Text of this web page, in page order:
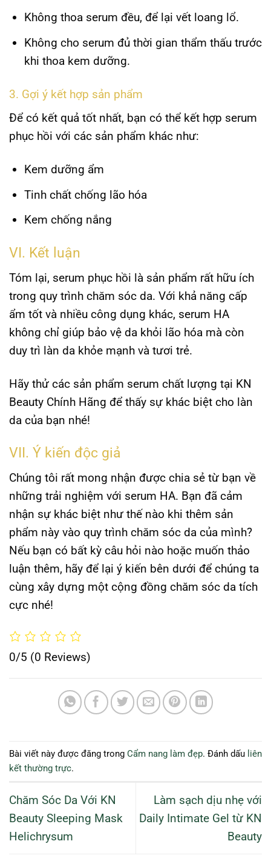
Không thoa serum đều, để lại vết loang lổ.
Không cho serum đủ thời gian thẩm thấu trước
khi thoa kem dưỡng.
3. Gợi ý kết hợp sản phẩm
Để có kết quả tốt nhất, bạn có thể kết hợp serum
phục hồi với các sản phẩm khác như:
Kem dưỡng ẩm
Tinh chất chống lão hóa
Kem chống nắng
VI. Kết luận
Tóm lại, serum phục hồi là sản phẩm rất hữu ích
trong quy trình chăm sóc da. Với khả năng cấp
ẩm tốt và nhiều công dụng khác, serum HA
không chỉ giúp bảo vệ da khỏi lão hóa mà còn
duy trì làn da khỏe mạnh và tươi trẻ.
Hãy thử các sản phẩm serum chất lượng tại KN
Beauty Chính Hãng để thấy sự khác biệt cho làn
da của bạn nhé!
VII. Ý kiến độc giả
Chúng tôi rất mong nhận được chia sẻ từ bạn về
những trải nghiệm với serum HA. Bạn đã cảm
nhận sự khác biệt như thế nào khi thêm sản
phẩm này vào quy trình chăm sóc da của mình?
Nếu bạn có bất kỳ câu hỏi nào hoặc muốn thảo
luận thêm, hãy để lại ý kiến bên dưới để chúng ta
cùng xây dựng một cộng đồng chăm sóc da tích
cực nhé!
0/5 (0 Reviews)
Bài viết này được đăng trong Cẩm nang làm đẹp. Đánh dấu liên
kết thường trực.
Chăm Sóc Da Với KN
Beauty Sleeping Mask
Helichrysum
Làm sạch dịu nhẹ với
Daily Intimate Gel từ KN
Beauty